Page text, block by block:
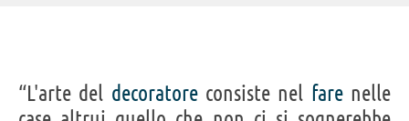
“L'arte del decoratoreconsiste nel farenelle